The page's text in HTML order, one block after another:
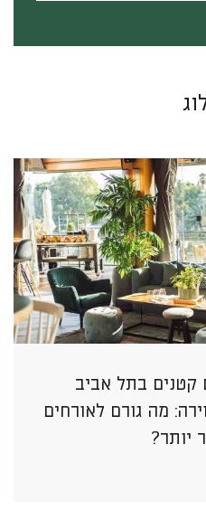
קטנים בתל אביב
מה גורם לאורחים
יותר?